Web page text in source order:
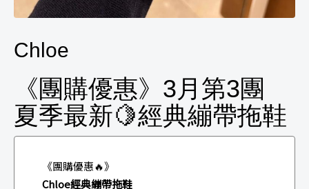
Chloe
《團購優惠》3月第3團
夏季最新🍋經典繃帶拖鞋
《團購優惠🔥》
Chloe經典繃帶拖鞋